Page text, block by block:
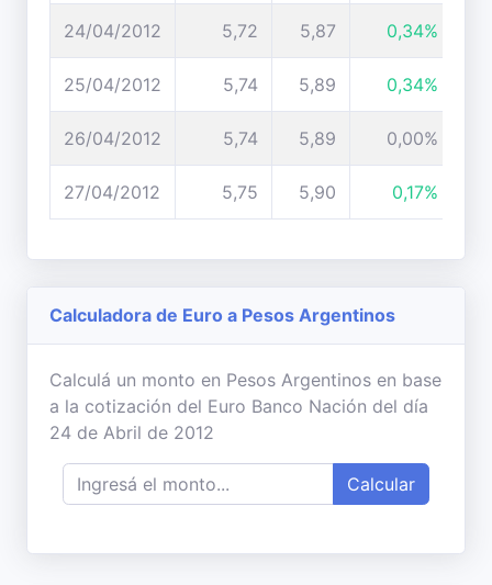
24/04/2012 5,72 5,87 0,34%
25/04/2012 5,74 5,89 0,34%
26/04/2012 5,74 5,89 0,00%
27/04/2012 5,75 5,90 0,17%
Calculadora de Euro a Pesos Argentinos
Calculá un monto en Pesos Argentinos en base
a la cotización del Euro Banco Nación del día
24 de Abril de 2012
Calcular